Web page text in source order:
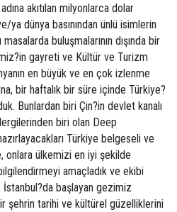
akıtılan milyonlarca dolar
ya dünya basınından ünlü isimlerin
buluşmalarının dışında bir
gayreti ve Kültür ve Turizm
en büyük ve en çok izlenme
bir haftalık bir süre içinde Türkiye?
Bunlardan biri Çin?in devlet kanalı
biri olan Deep
Türkiye belgeseli ve
onlara ülkemizi en iyi şekilde
amaçladık ve ekibi
İstanbul?da başlayan gezimiz
şehrin tarihi ve kültürel güzelliklerini